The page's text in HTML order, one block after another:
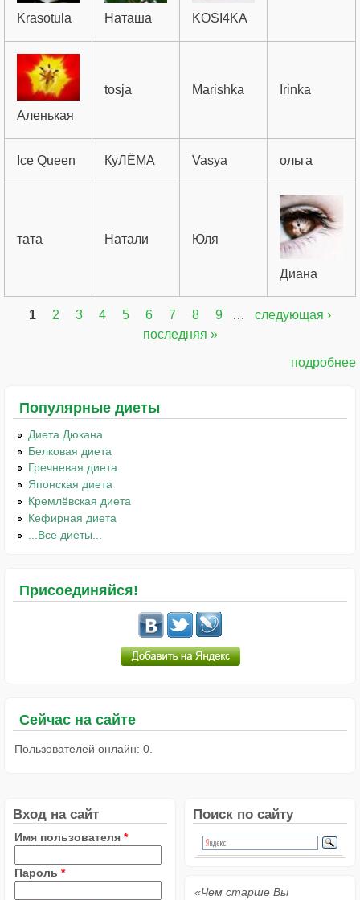
Krasotula Наташа KOSI4KA
Аленькая
tosja Marishka Irinka
Ice Queen КуЛЁМА Vasya ольга
тата Натали Юля
Диана
1 2 3 4 5 6 7 8 9 …
следующая ›
последняя »
подробнее
Популярные диеты
Диета Дюкана
Белковая диета
Гречневая диета
Японская диета
Кремлёвская диета
Кефирная диета
...Все диеты...
Присоединяйся!
Сейчас на сайте
Пользователей онлайн: 0.
Вход на сайт
Имя пользователя *
Пароль *
Поиск по сайту
«Чем старше Вы